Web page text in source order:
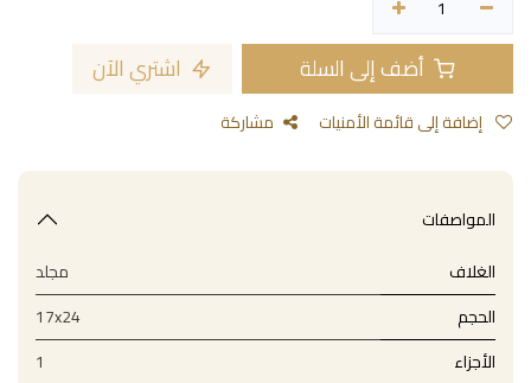
أضف إلى السلة اشتري الآن
مشاركة
المواصفات
الغلاف
مجلد
الحجم
17x24
الأجزاء
1